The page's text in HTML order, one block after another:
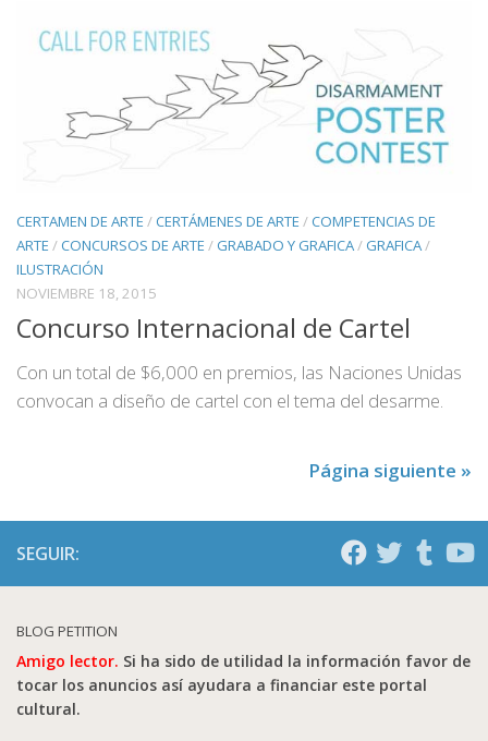
CERTAMEN DE ARTE /CERTÁMENES DE ARTE /COMPETENCIAS DE
ARTE /CONCURSOS DE ARTE / GRABADO Y GRAFICA / GRAFICA /
ILUSTRACIÓN
NOVIEMBRE 18, 2015
Concurso Internacional de Cartel
Con un total de $6,000 en premios, las Naciones Unidas
convocan a diseño de cartel con el tema del desarme.
Página siguiente »
SEGUIR:
BLOG PETITION
Amigo lector. Si ha sido de utilidad la información favor de
tocar los anuncios así ayudara a financiar este portal
cultural.